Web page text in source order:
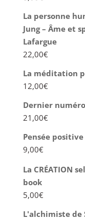
La personne
Jung – Âme et
Lafargue
22,00€
La méditation
12,00€
Dernier
21,00€
Pensée
9,00€
La CRÉATION
book
5,00€
L'alchimiste de